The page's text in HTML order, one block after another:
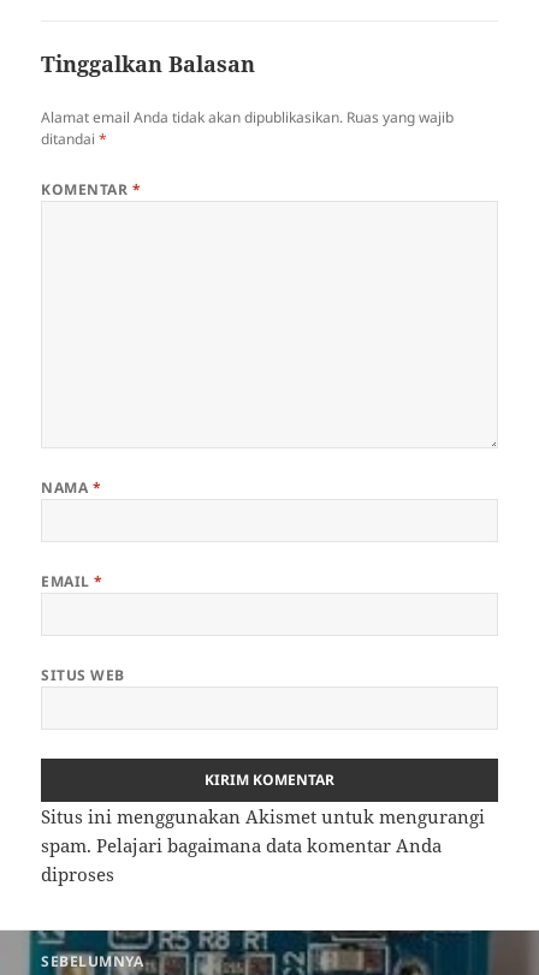
Tinggalkan Balasan
Alamat email Anda tidak akan dipublikasikan. Ruas yang wajib
ditandai*
KOMENTAR *
NAMA *
EMAIL*
SITUS WEB
Situs ini menggunakan Akismet untuk mengurangi
spam.Pelajari bagaimana data komentar Anda
diproses
Navigasi
SEBELUMNYA